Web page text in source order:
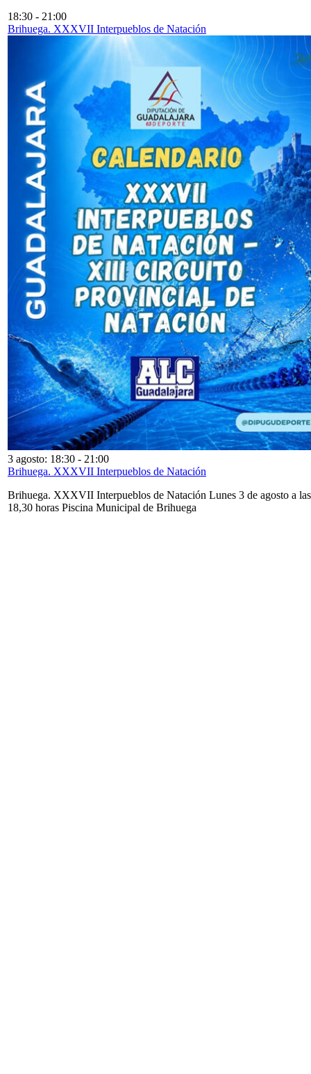
18:30 - 21:00
Brihuega. XXXVII Interpueblos de Natación
3 agosto: 18:30 - 21:00
Brihuega. XXXVII Interpueblos de Natación
Brihuega. XXXVII Interpueblos de Natación Lunes 3 de agosto a las
18,30 horas Piscina Municipal de Brihuega